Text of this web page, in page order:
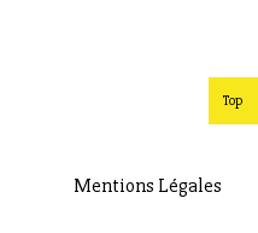
Mentions Légales
Top